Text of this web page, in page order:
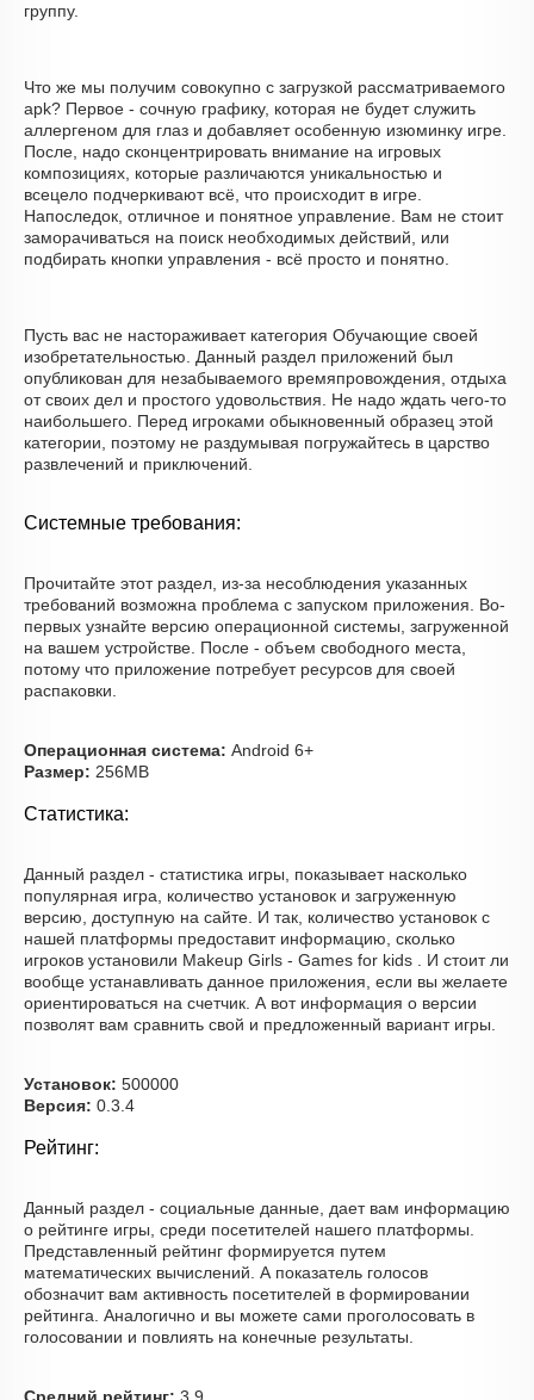
группу.
Что же мы получим совокупно с загрузкой рассматриваемого
apk? Первое - сочную графику, которая не будет служить
аллергеном для глаз и добавляет особенную изюминку игре.
После, надо сконцентрировать внимание на игровых
композициях, которые различаются уникальностью и
всецело подчеркивают всё, что происходит в игре.
Напоследок, отличное и понятное управление. Вам не стоит
заморачиваться на поиск необходимых действий, или
подбирать кнопки управления - всё просто и понятно.
Пусть вас не настораживает категория Обучающие своей
изобретательностью. Данный раздел приложений был
опубликован для незабываемого времяпровождения, отдыха
от своих дел и простого удовольствия. Не надо ждать чего-то
наибольшего. Перед игроками обыкновенный образец этой
категории, поэтому не раздумывая погружайтесь в царство
развлечений и приключений.
Системные требования:
Прочитайте этот раздел, из-за несоблюдения указанных
требований возможна проблема с запуском приложения. Во-
первых узнайте версию операционной системы, загруженной
на вашем устройстве. После - объем свободного места,
потому что приложение потребует ресурсов для своей
распаковки.
Операционная система: Android 6+
Размер: 256MB
Статистика:
Данный раздел - статистика игры, показывает насколько
популярная игра, количество установок и загруженную
версию, доступную на сайте. И так, количество установок с
нашей платформы предоставит информацию, сколько
игроков установили Makeup Girls - Games for kids . И стоит ли
вообще устанавливать данное приложения, если вы желаете
ориентироваться на счетчик. А вот информация о версии
позволят вам сравнить свой и предложенный вариант игры.
Установок: 500000
Версия: 0.3.4
Рейтинг:
Данный раздел - социальные данные, дает вам информацию
о рейтинге игры, среди посетителей нашего платформы.
Представленный рейтинг формируется путем
математических вычислений. А показатель голосов
обозначит вам активность посетителей в формировании
рейтинга. Аналогично и вы можете сами проголосовать в
голосовании и повлиять на конечные результаты.